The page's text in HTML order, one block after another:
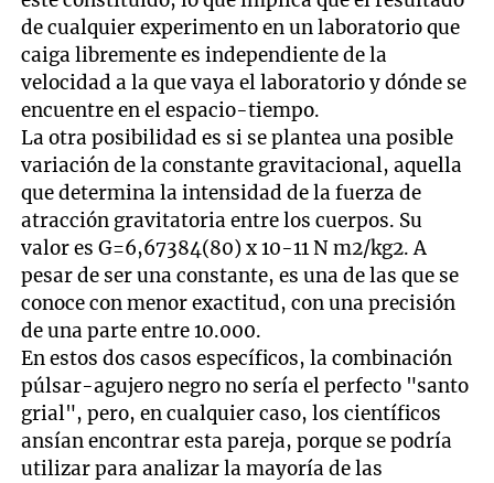
de cualquier experimento en un laboratorio que
caiga libremente es independiente de la
velocidad a la que vaya el laboratorio y dónde se
encuentre en el espacio-tiempo.
La otra posibilidad es si se plantea una posible
variación de la constante gravitacional, aquella
que determina la intensidad de la fuerza de
atracción gravitatoria entre los cuerpos. Su
valor es G=6,67384(80) x 10-11 N m2/kg2. A
pesar de ser una constante, es una de las que se
conoce con menor exactitud, con una precisión
de una parte entre 10.000.
En estos dos casos específicos, la combinación
púlsar-agujero negro no sería el perfecto "santo
grial", pero, en cualquier caso, los científicos
ansían encontrar esta pareja, porque se podría
utilizar para analizar la mayoría de las